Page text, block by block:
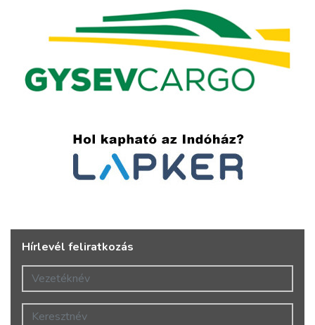
Hírlevél feliratkozás
Vezetéknév
Keresztnév